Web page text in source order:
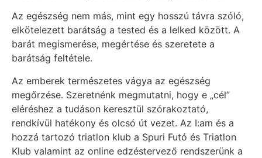
Az egészség nem más, mint egy hosszú távra szóló,
elkötelezett barátság a tested és a lelked között. A
barát megismerése, megértése és szeretete a
barátság feltétele.
Az emberek természetes vágya az egészség
megőrzése. Szeretnénk megmutatni, hogy e „cél”
eléréshez a tudáson keresztül szórakoztató,
rendkívül hatékony és olcsó út vezet. Az I:am és a
hozzá tartozó triatlon klub a Spuri Futó és Triatlon
Klub valamint az online edzéstervező rendszerünk a